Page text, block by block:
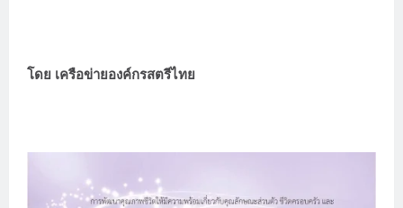
โดย เครือข่ายองค์กรสตรีไทย